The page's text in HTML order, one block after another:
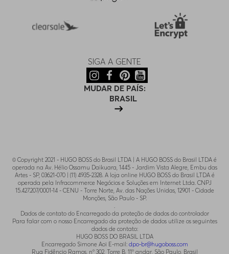
SIGA A GENTE
MUDAR DE PAÍS:
BRASIL
© Copyright 2021 - HUGO BOSS do Brasil LTDA | A HUGO BOSS do Brasil LTDA é
operada na Av. Hélio Ossamu Daikuara, 1445 - Jardim Vista Alegre, Embu das
Artes - SP, 03621-070 | (11) 4935-2328. A loja online HUGO BOSS do Brasil LTDA é
operada pela Infracommerce Negócios e Soluções em Internet Ltda. CNPJ
15.427.207/0001-14 - CENU - Torre Norte, Av. das Nações Unidas, 12901 - Cidade
Monções, São Paulo - SP.
.
Dados de contato do Encarregado da proteção de dados do controlador
Para falar com o nosso Encarregado da proteção de dados utilize os seguintes
dados de contato:
HUGO BOSS DO BRASIL LTDA
Encarregado Simone Aoi E-mail: dpo-br@hugoboss.com
Rua Fidêncio Ramos, n° 302, Torre B, 11° andar, São Paulo, Brasil